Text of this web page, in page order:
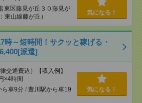
東区藤見が丘３０藤見が
東山線藤が丘）
気になる！
時～短時間！サクッと稼げる・
派遣]
交通費込）【収入例】
×4時間
ら車9分 / 豊川駅から車19
気になる！